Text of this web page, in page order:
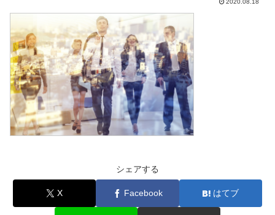
2020.08.18
シェアする
X Facebook はてブ